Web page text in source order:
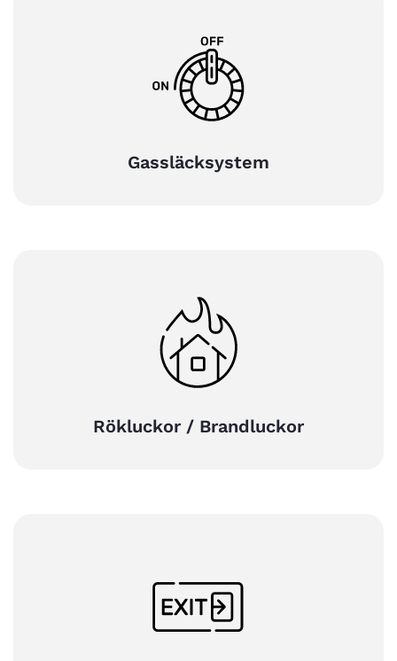
Gassläcksystem
Rökluckor / Brandluckor